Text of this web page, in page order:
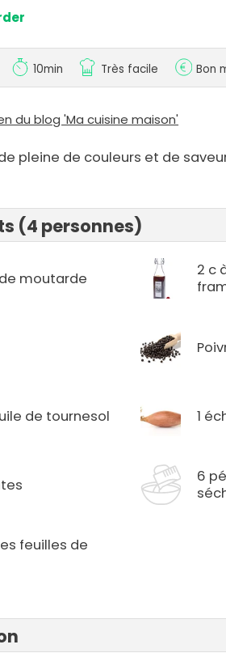
10min Très facile Bon
du blog 'Ma cuisine maison'
pleine de couleurs et de
(4 personnes)
moutarde
2 c
de tournesol 1
6
feuilles de